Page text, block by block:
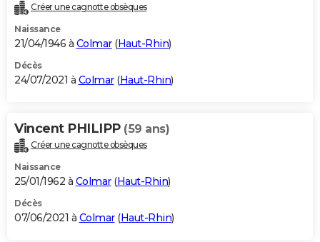
Créer une cagnotte obsèques
Naissance
21/04/1946 à Colmar(Haut-Rhin)
Décès
24/07/2021 à Colmar(Haut-Rhin)
Vincent PHILIPP (59 ans)
Créer une cagnotte obsèques
Naissance
25/01/1962 à Colmar(Haut-Rhin)
Décès
07/06/2021 à Colmar(Haut-Rhin)